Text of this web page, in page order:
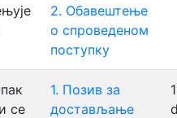
2. Обавештење
о спроведеном
поступку
се
1. Позив за
достављање